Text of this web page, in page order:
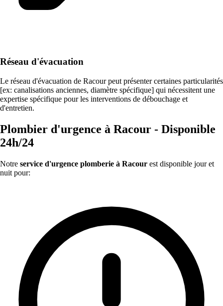
Réseau d'évacuation
Le réseau d'évacuation de Racour peut présenter certaines particularités
[ex: canalisations anciennes, diamètre spécifique] qui nécessitent une
expertise spécifique pour les interventions de débouchage et
d'entretien.
Plombier d'urgence à Racour - Disponible
24h/24
Notre service d'urgence plomberie à Racour est disponible jour et
nuit pour: